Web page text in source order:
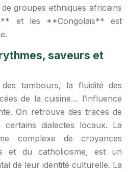
groupes ethniques africains
et les **Congolais** est
saveurs et
tambours, la fluidité des
de la cuisine… l’influence
On retrouve des traces de
certains dialectes locaux. La
complexe de croyances
et du catholicisme, est un
de leur identité culturelle. La